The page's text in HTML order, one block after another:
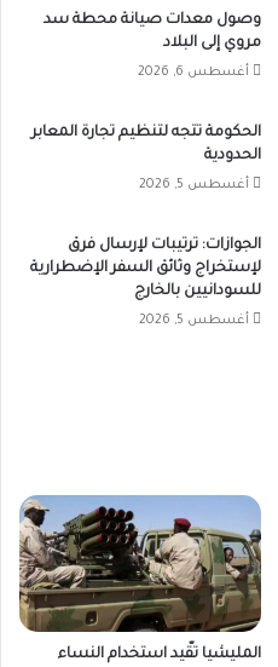
وصول معدات صيانة محطة سد
مروي إلى البلاد
أغسطس 6, 2026
الحكومة تتجه لتنظيم تجارة المعابر
الحدودية
أغسطس 5, 2026
الجوازات: ترتيبات لإرسال فرق
لإستخراج وثائق السفر الإضطرارية
للسودانيين بالخارج
أغسطس 5, 2026
المليشيا تقّيد استخدام النساء